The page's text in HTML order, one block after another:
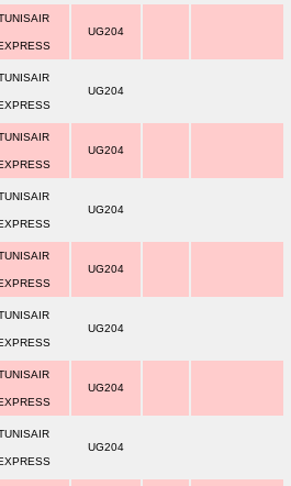
UG204
UG204
UG204
UG204
UG204
UG204
UG204
UG204